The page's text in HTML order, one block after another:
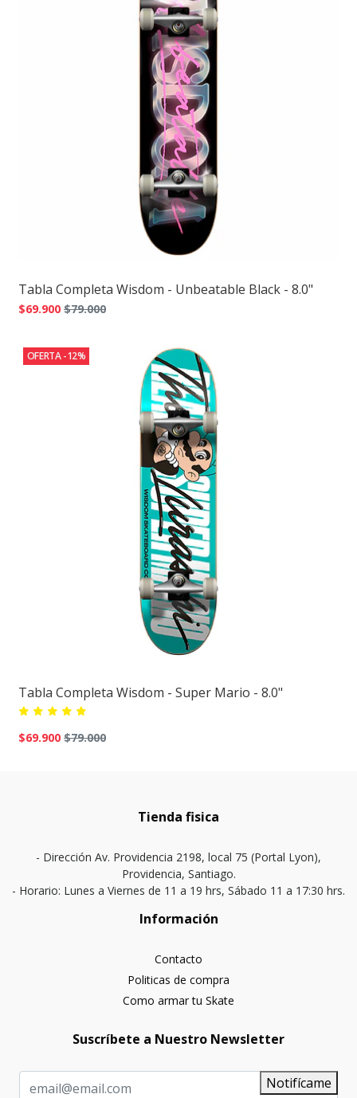
Tabla Completa Wisdom - Unbeatable Black - 8.0"
$69.900 $79.000
OFERTA -12%
Tabla Completa Wisdom - Super Mario - 8.0"
$69.900 $79.000
Tienda fisica
- Dirección Av. Providencia 2198, local 75 (Portal Lyon),
Providencia, Santiago.
- Horario: Lunes a Viernes de 11 a 19 hrs, Sábado 11 a 17:30 hrs.
Información
Contacto
Politicas de compra
Como armar tu Skate
Suscríbete a Nuestro Newsletter
Notifícame